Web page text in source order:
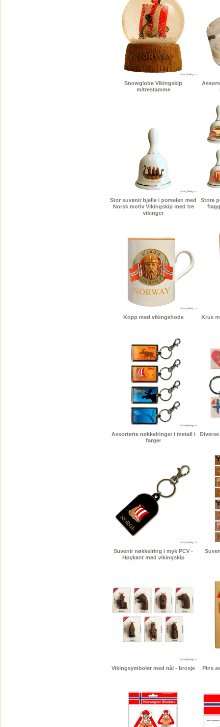
Snowglobe Vikingskip
m/trestamme
Stor suvenir bjelle i porselen med
Norsk motiv Vikingskip med tre
vikinger
Store
Kopp med vikingehode Krus
Assorterte nøkkelringer i metall i
farger
Suvenir nøkkelring i myk PCV -
Høykant med vikingskip
Vikingsymboler med nål - brosje Pins